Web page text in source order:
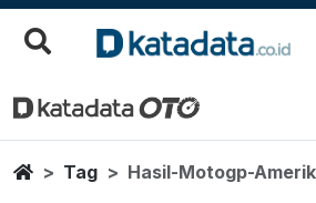
Hasil Motogp
Berita Terbaru
HomeTag Hasil-Motogp-